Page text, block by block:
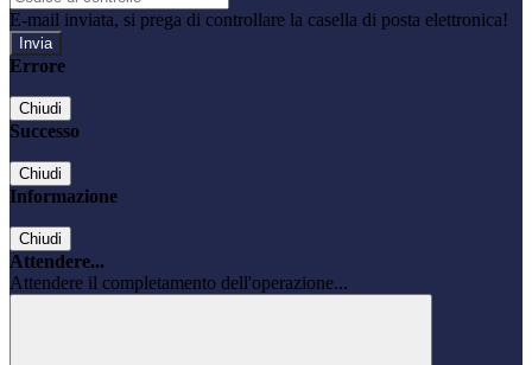
E-mail inviata, si prega di controllare la casella di posta elettronica!
Errore
Chiudi
Successo
Chiudi
Informazione
Chiudi
Attendere...
Attendere il completamento dell'operazione...